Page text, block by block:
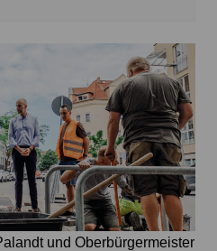
und Oberbürgermeister